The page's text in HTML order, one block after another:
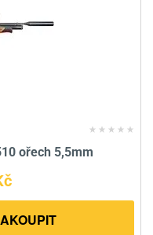
ořech 5,5mm